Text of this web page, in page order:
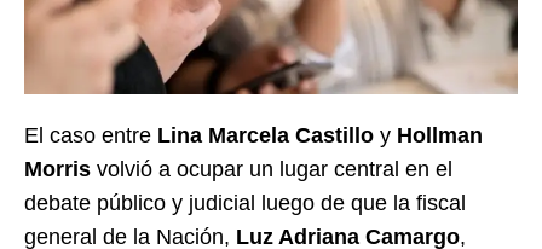
El caso entre Lina Marcela Castillo y Hollman
Morris volvió a ocupar un lugar central en el
debate público y judicial luego de que la fiscal
general de la Nación, Luz Adriana Camargo,